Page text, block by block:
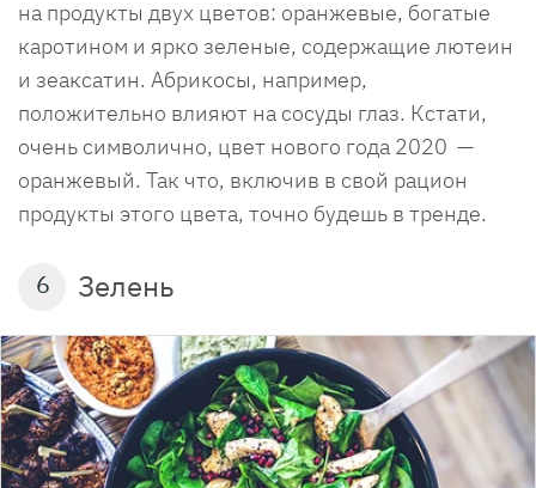
на продукты двух цветов: оранжевые, богатые
каротином и ярко зеленые, содержащие лютеин
и зеаксатин. Абрикосы, например,
положительно влияют на сосуды глаз. Кстати,
очень символично, цвет нового года 2020 —
оранжевый. Так что, включив в свой рацион
продукты этого цвета, точно будешь в тренде.
6 Зелень